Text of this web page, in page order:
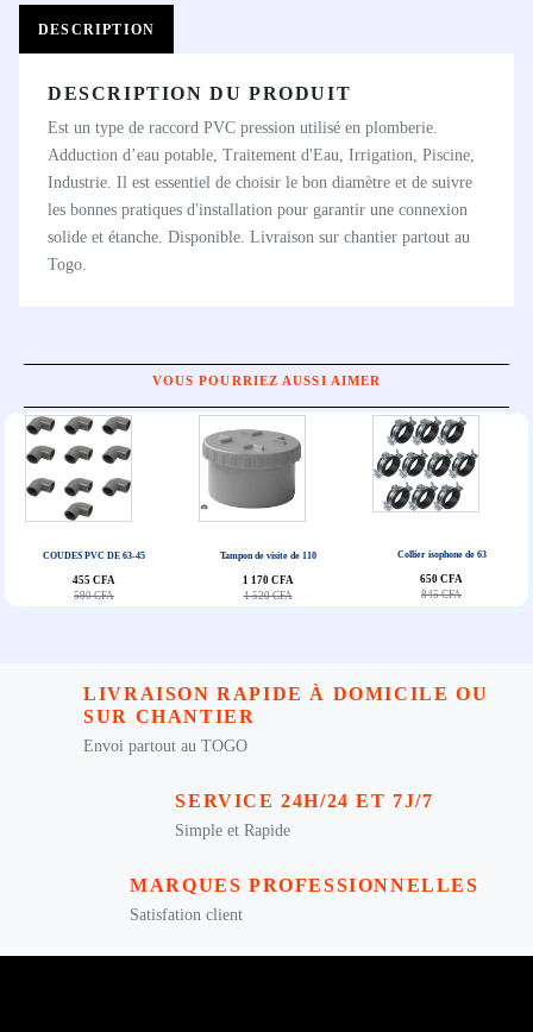
DESCRIPTION
DESCRIPTION DU PRODUIT
Est un type de raccord PVC pression utilisé en plomberie.
Adduction d’eau potable, Traitement d'Eau, Irrigation, Piscine,
Industrie. Il est essentiel de choisir le bon diamètre et de suivre
les bonnes pratiques d'installation pour garantir une connexion
solide et étanche. Disponible. Livraison sur chantier partout au
Togo.
VOUS POURRIEZ AUSSI AIMER
COUDES PVC DE 63-45
455 CFA
590 CFA
Tampon de visite de 110
1 170 CFA
1 520 CFA
Collier isophone de 63
650 CFA
845 CFA
LIVRAISON RAPIDE À DOMICILE OU
SUR CHANTIER
Envoi partout au TOGO
SERVICE 24H/24 ET 7J/7
Simple et Rapide
MARQUES PROFESSIONNELLES
Satisfation client